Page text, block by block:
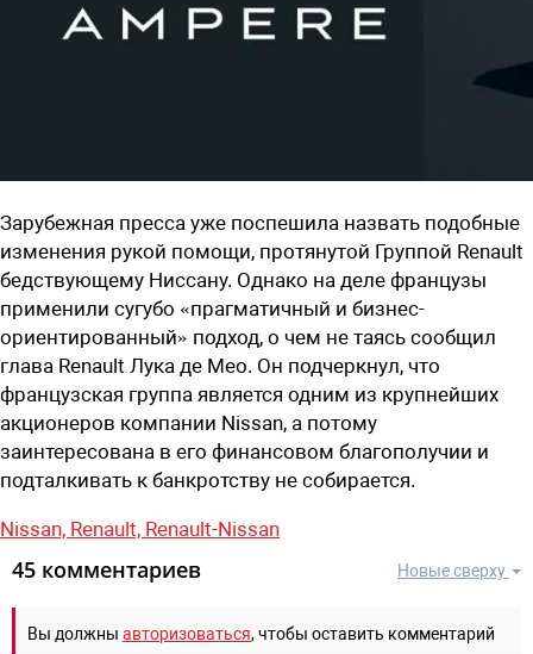
Зарубежная пресса уже поспешила назвать подобные
изменения рукой помощи, протянутой Группой Renault
бедствующему Ниссану. Однако на деле французы
применили сугубо «прагматичный и бизнес-
ориентированный» подход, о чем не таясь сообщил
глава Renault Лука де Мео. Он подчеркнул, что
французская группа является одним из крупнейших
акционеров компании Nissan, а потому
заинтересована в его финансовом благополучии и
подталкивать к банкротству не собирается.
Nissan, Renault, Renault-Nissan
Новые сверху
45 комментариев
Вы должны авторизоваться, чтобы оставить комментарий